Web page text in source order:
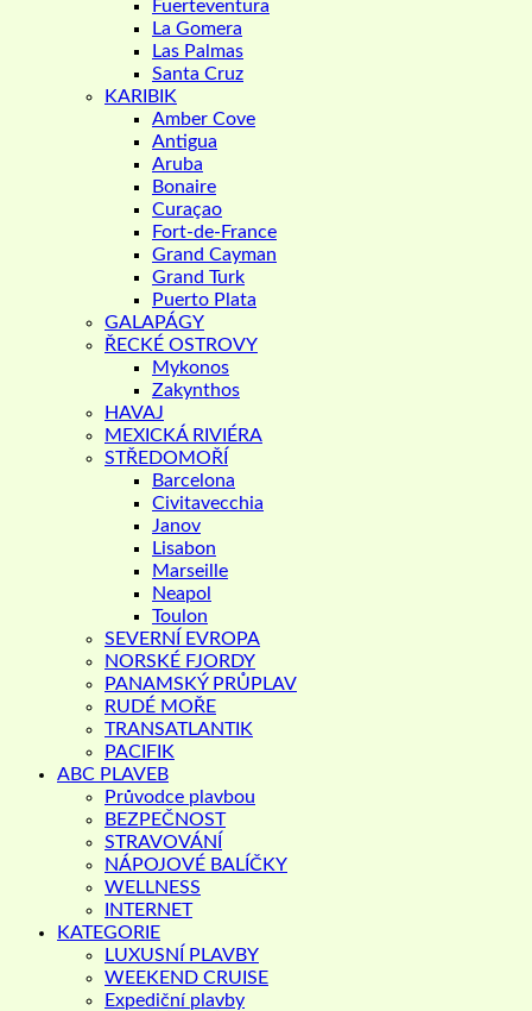
Fuerteventura
La Gomera
Las Palmas
Santa Cruz
KARIBIK
Amber Cove
Antigua
Aruba
Bonaire
Curaçao
Fort-de-France
Grand Cayman
Grand Turk
Puerto Plata
GALAPÁGY
ŘECKÉ OSTROVY
Mykonos
Zakynthos
HAVAJ
MEXICKÁ RIVIÉRA
STŘEDOMOŘÍ
Barcelona
Civitavecchia
Janov
Lisabon
Marseille
Neapol
Toulon
SEVERNÍ EVROPA
NORSKÉ FJORDY
PANAMSKÝ PRŮPLAV
RUDÉ MOŘE
TRANSATLANTIK
PACIFIK
ABC PLAVEB
Průvodce plavbou
BEZPEČNOST
STRAVOVÁNÍ
NÁPOJOVÉ BALÍČKY
WELLNESS
INTERNET
KATEGORIE
LUXUSNÍ PLAVBY
WEEKEND CRUISE
Expediční plavby